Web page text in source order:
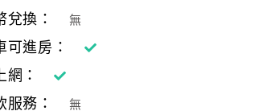
兌換： 無
可進房：
網：
服務：
無